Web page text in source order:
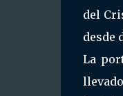
del
desde
La